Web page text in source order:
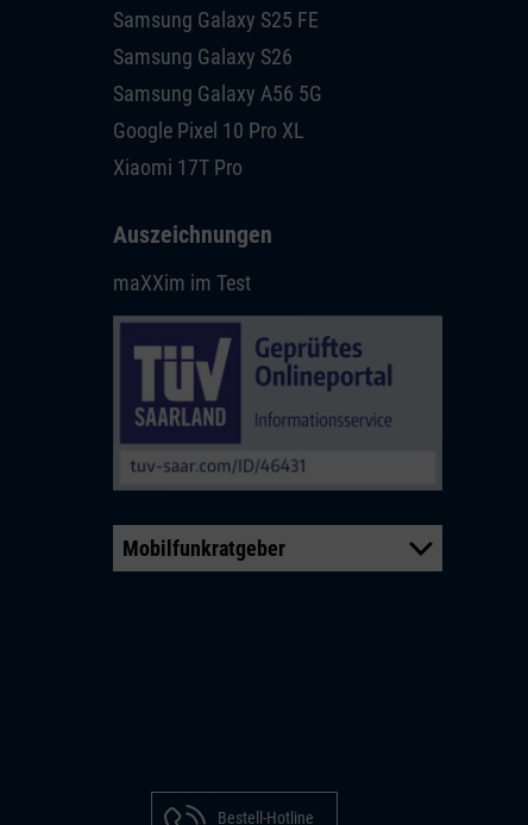
Samsung Galaxy S25 FE
Samsung Galaxy S26
Samsung Galaxy A56 5G
Google Pixel 10 Pro XL
Xiaomi 17T Pro
Auszeichnungen
maXXim im Test
Mobilfunkratgeber
Bestell-Hotline